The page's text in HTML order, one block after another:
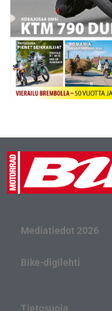
Mediatiedot 2026
Bike-digilehti
Tietosuoja